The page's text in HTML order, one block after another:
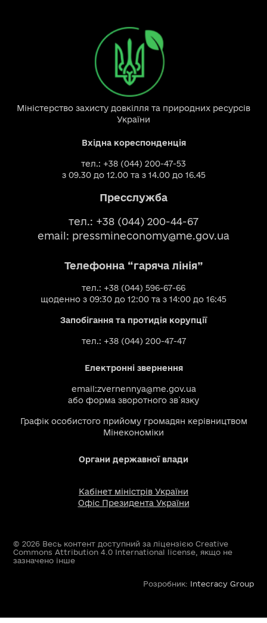
Міністерство захисту довкілля та природних ресурсів
України
Вхідна кореспонденція
тел.: +38 (044) 200-47-53
з 09.30 до 12.00 та з 14.00 до 16.45
Пресслужба
тел.: +38 (044) 200-44-67
email: pressmineconomy@me.gov.ua
Телефонна “гаряча лінія”
тел.: +38 (044) 596-67-66
щоденно з 09:30 до 12:00 та з 14:00 до 16:45
Запобігання та протидія корупції
тел.: +38 (044) 200-47-47
Електронні звернення
email:zvernennya@me.gov.ua
або форма зворотного зв`язку
Графік особистого прийому громадян керівництвом
Мінекономіки
Органи державної влади
Кабінет міністрів України
Офіс Президента України
© 2026 Весь контент доступний за ліцензією Creative
Commons Attribution 4.0 International license, якщо не
зазначено інше
Розробник: Intecracy Group